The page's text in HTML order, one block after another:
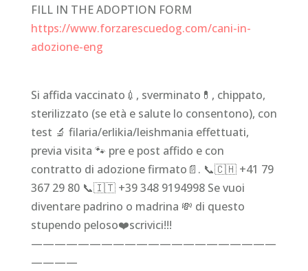
FILL IN THE ADOPTION FORM
https://www.forzarescuedog.com/cani-in-
adozione-eng
Si affida vaccinato💉, sverminato💊, chippato,
sterilizzato (se età e salute lo consentono), con
test 🔬 filaria/erlikia/leishmania effettuati,
previa visita 🐾 pre e post affido e con
contratto di adozione firmato📄. 📞🇨🇭 +41 79
367 29 80 📞🇮🇹 +39 348 9194998 Se vuoi
diventare padrino o madrina 💸 di questo
stupendo peloso❤️scrivici!!!
—————————————————————
————